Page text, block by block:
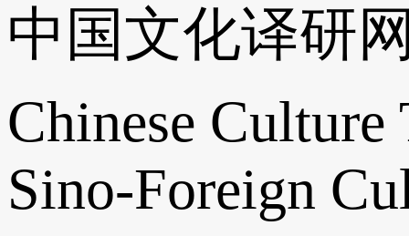
中国文化译研
Chinese
Sino-Foreign